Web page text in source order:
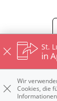
St.
in
Wir
Cookies, die